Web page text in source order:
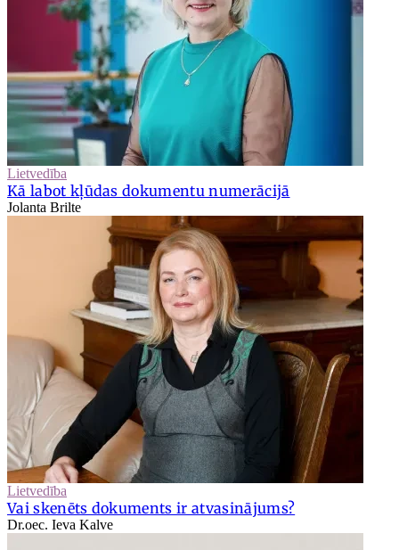
Lietvedība
Kā labot kļūdas dokumentu numerācijā
Jolanta Brilte
Lietvedība
Vai skenēts dokuments ir atvasinājums?
Dr.oec. Ieva Kalve